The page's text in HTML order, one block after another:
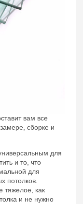
вам все
сборке и
для
и то, что
для
потолков.
тяжелое, как
и не нужно